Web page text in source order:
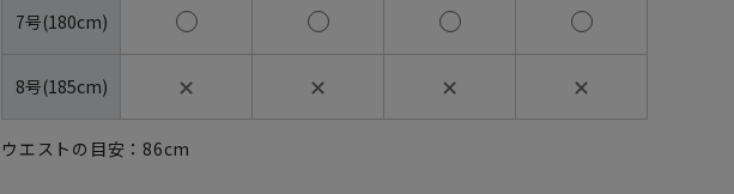
7号(180cm)
8号(185cm) ✕ ✕ ✕ ✕
ウエストの目安： 86cm